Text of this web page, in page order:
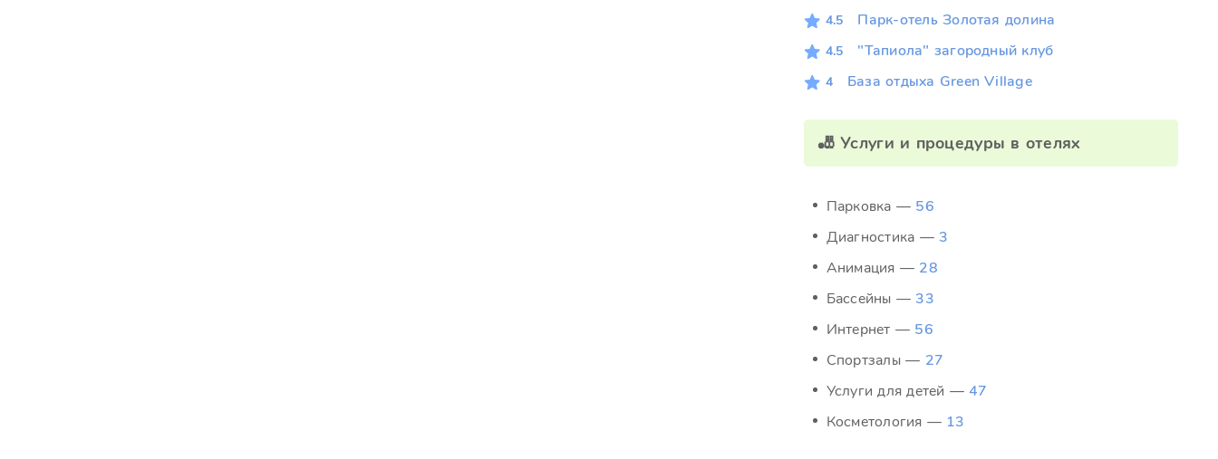
4.5 Парк-отель Золотая долина
4.5 "Тапиола" загородный клуб
4 База отдыха Green Village
🎳 Услуги и процедуры в отелях
Парковка — 56
Диагностика — 3
Анимация — 28
Бассейны — 33
Интернет — 56
Спортзалы — 27
Услуги для детей —47
Косметология — 13